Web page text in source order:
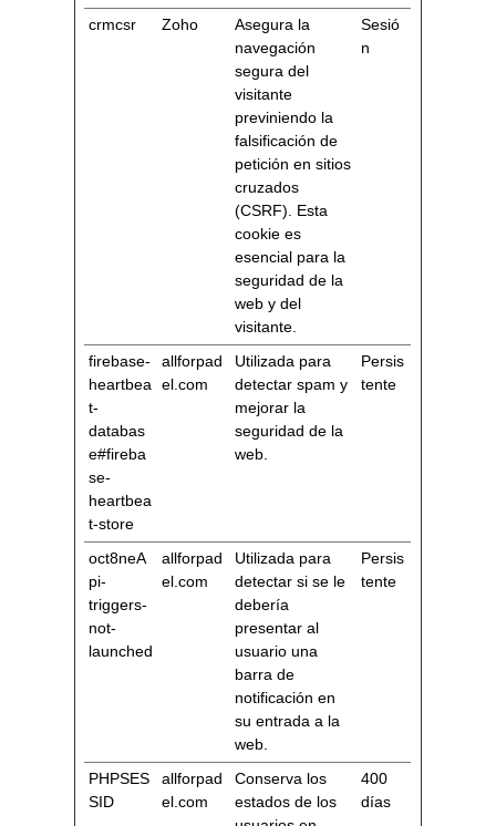
crmcsr Zoho
Asegura la
navegación
segura del
visitante
previniendo la
falsificación de
petición en sitios
cruzados
(CSRF). Esta
cookie es
esencial para la
seguridad de la
web y del
visitante.
Sesió
n
firebase-
heartbea
t-
databas
e#fireba
se-
heartbea
t-store
allforpad
el.com
Utilizada para
detectar spam y
mejorar la
seguridad de la
web.
Persis
tente
oct8neA
pi-
triggers-
not-
launched
allforpad
el.com
Utilizada para
detectar si se le
debería
presentar al
usuario una
barra de
notificación en
su entrada a la
web.
Persis
tente
PHPSES
SID
allforpad
el.com
Conserva los
estados de los
400
días